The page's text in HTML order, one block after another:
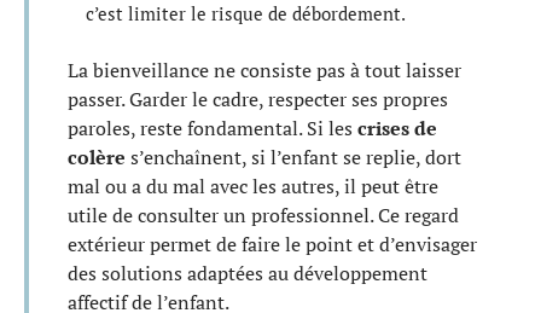
c’est limiter le risque de débordement.
La bienveillance ne consiste pas à tout laisser
passer. Garder le cadre, respecter ses propres
paroles, reste fondamental. Si les crises de
colère s’enchaînent, si l’enfant se replie, dort
mal ou a du mal avec les autres, il peut être
utile de consulter un professionnel. Ce regard
extérieur permet de faire le point et d’envisager
des solutions adaptées au développement
affectif de l’enfant.